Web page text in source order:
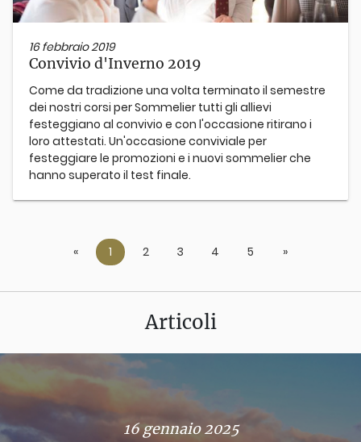
16 febbraio 2019
Convivio d'Inverno 2019
Come da tradizione una volta terminato il semestre
dei nostri corsi per Sommelier tutti gli allievi
festeggiano al convivio e con l'occasione ritirano i
loro attestati. Un'occasione conviviale per
festeggiare le promozioni e i nuovi sommelier che
hanno superato il test finale.
«Previous
1 2 3 4 5 »Next
Articoli
16 gennaio 2025